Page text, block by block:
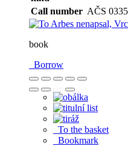
Call number AČS
book
Borrow
To the basket
Bookmark